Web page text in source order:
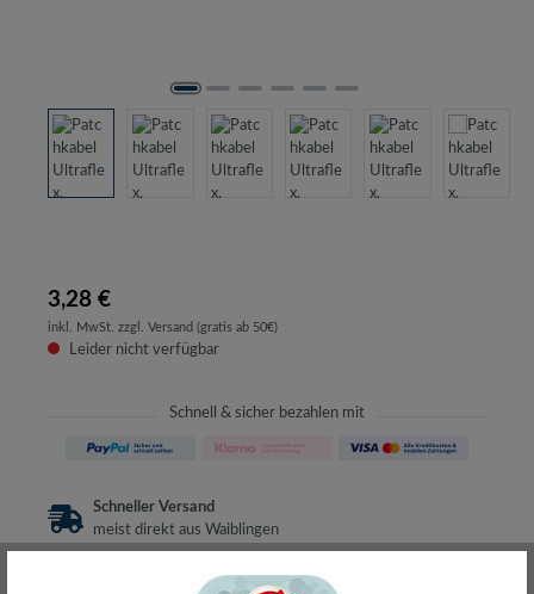
3,28 €
inkl. MwSt. zzgl. Versand (gratis ab 50€)
Leider nicht verfügbar
Schnell & sicher bezahlen mit
Schneller Versand
meist direkt aus Waiblingen
ohne Risiko bestellen